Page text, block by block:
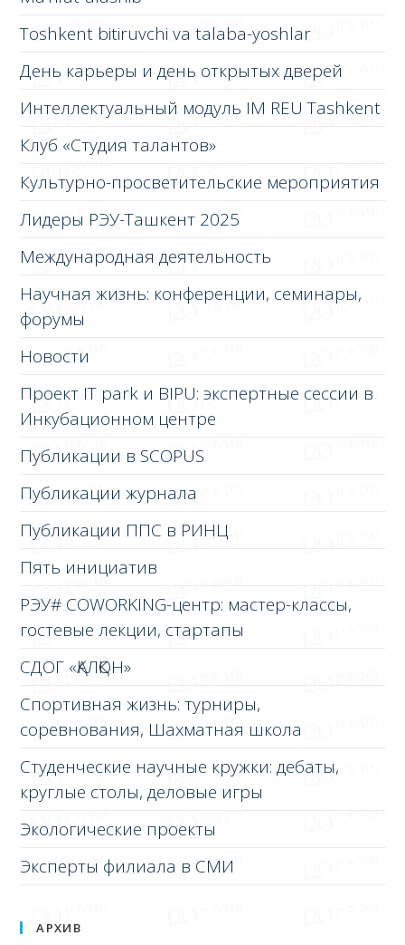
Toshkent bitiruvchi va talaba-yoshlar
День карьеры и день открытых дверей
Интеллектуальный модуль IM REU Tashkent
Клуб «Студия талантов»
Культурно-просветительские мероприятия
Лидеры РЭУ-Ташкент 2025
Международная деятельность
Научная жизнь: конференции, семинары,
форумы
Новости
Проект IT park и BIPU: экспертные сессии в
Инкубационном центре
Публикации в SCOPUS
Публикации журнала
Публикации ППС в РИНЦ
Пять инициатив
РЭУ# COWORKING-центр: мастер-классы,
гостевые лекции, стартапы
СДОГ «ҚАЛҚОН»
Спортивная жизнь: турниры,
соревнования, Шахматная школа
Студенческие научные кружки: дебаты,
круглые столы, деловые игры
Экологические проекты
Эксперты филиала в СМИ
АРХИВ